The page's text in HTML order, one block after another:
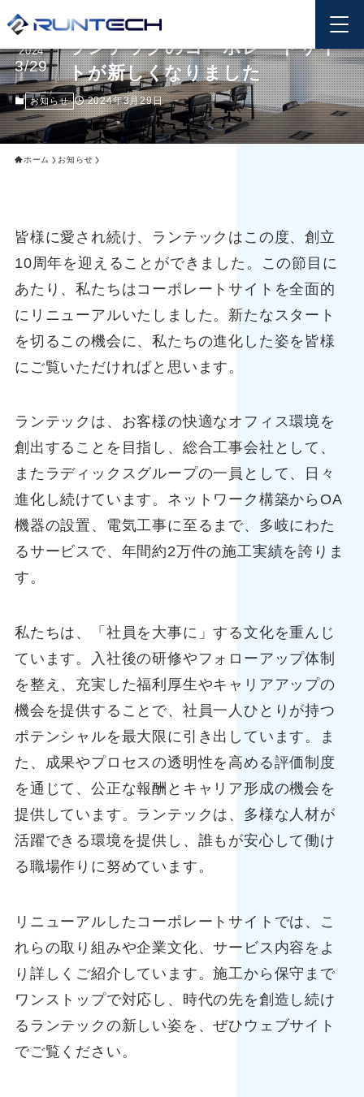
ランテックのコーポレートサイ
トが新しくなりました
2024
3/29
お知らせ 2024年3月29日
ホーム お知らせ
皆様に愛され続け、ランテックはこの度、創立
10周年を迎えることができました。この節目に
あたり、私たちはコーポレートサイトを全面的
にリニューアルいたしました。新たなスタート
を切るこの機会に、私たちの進化した姿を皆様
にご覧いただければと思います。
ランテックは、お客様の快適なオフィス環境を
創出することを目指し、総合工事会社として、
またラディックスグループの一員として、日々
進化し続けています。ネットワーク構築からOA
機器の設置、電気工事に至るまで、多岐にわた
るサービスで、年間約2万件の施工実績を誇りま
す。
私たちは、「社員を大事に」する文化を重んじ
ています。入社後の研修やフォローアップ体制
を整え、充実した福利厚生やキャリアアップの
機会を提供することで、社員一人ひとりが持つ
ポテンシャルを最大限に引き出しています。ま
た、成果やプロセスの透明性を高める評価制度
を通じて、公正な報酬とキャリア形成の機会を
提供しています。ランテックは、多様な人材が
活躍できる環境を提供し、誰もが安心して働け
る職場作りに努めています。
リニューアルしたコーポレートサイトでは、こ
れらの取り組みや企業文化、サービス内容をよ
り詳しくご紹介しています。施工から保守まで
ワンストップで対応し、時代の先を創造し続け
るランテックの新しい姿を、ぜひウェブサイト
でご覧ください。